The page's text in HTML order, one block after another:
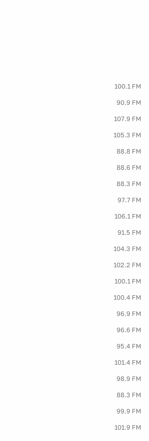
100.1 FM
90.9 FM
107.9 FM
105.3 FM
88.8 FM
88.6 FM
88.3 FM
97.7 FM
106.1 FM
91.5 FM
104.3 FM
102.2 FM
100.1 FM
100.4 FM
96.9 FM
96.6 FM
95.4 FM
101.4 FM
98.9 FM
88.3 FM
99.9 FM
101.9 FM